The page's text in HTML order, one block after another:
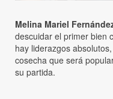
Melina Mariel
descuidar el primer bien
hay liderazgos
cosecha que será
su partida.